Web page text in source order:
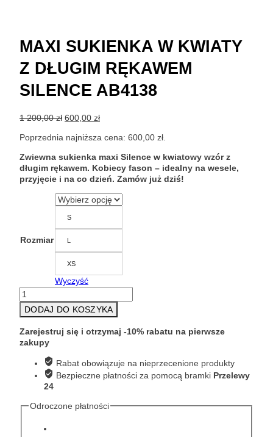
MAXI SUKIENKA W KWIATY
Z DŁUGIM RĘKAWEM
SILENCE AB4138
1 200,00zł Pierwotna
wynosiła:
200,00 zł.
600,00 złAktualna
wynosi:
Poprzednia najniższa cena: 600,00 zł
Zwiewna sukienka maxi Silence w kwiatowy wzór z
długim rękawem. Kobiecy fason – idealny na wesele,
przyjęcie i na co dzień. Zamów już dziś!
Rozmiar
S
L
XS
Wyczyść
ilość
Maxi
sukienka
kwiaty
z
rękawem
Silence
AB4138
DODAJ DO KOSZYKA
Zarejestruj się i otrzymaj -10% rabatu na pierwsze
zakupy
Rabat obowiązuje na nieprzecenione produkty
Bezpieczne płatności za pomocą bramki Przelewy
24
Odroczone płatności